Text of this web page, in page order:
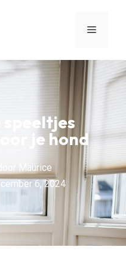
speeltjes
je hond
Maurice
6, 2024